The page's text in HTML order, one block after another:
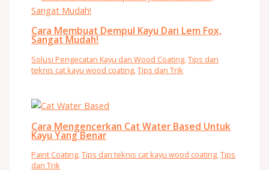
Cara Membuat Dempul Kayu Dari Lem Fox,
Sangat Mudah!
Solusi Pengecatan Kayu dan Wood Coating ,Tips dan
teknis cat kayu wood coating ,Tips dan Trik
Cara Mengencerkan Cat Water Based Untuk
Kayu Yang Benar
Paint Coating,Tips dan teknis cat kayu wood coating,Tips
dan Trik